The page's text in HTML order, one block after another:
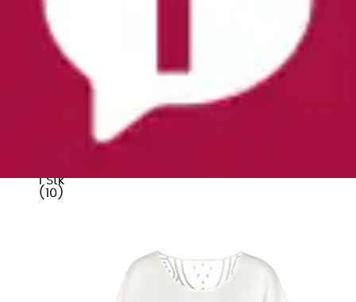
Kurzarmshirt »mit Spitzeneinsatz am Rücken«
2er-Pack, aus elastischem Viskose-Jersey,...
1 Stk
( 10 )